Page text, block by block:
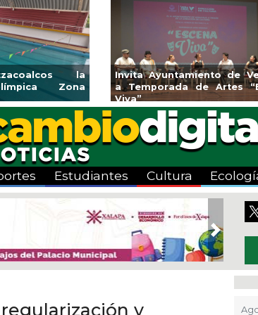
el Programa de
agosto
Guarniciones y banquetas
colonia El Mango en Pánuco
Estudiantes Cultura
Next
y